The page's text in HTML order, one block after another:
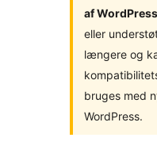
af WordPress
eller
længere og
bruges med
WordPress.